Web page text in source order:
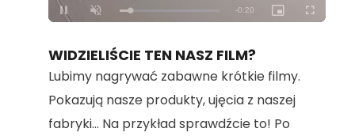
Unmute
100.00%
WIDZIELIŚCIE TEN NASZ FILM?
Lubimy nagrywać zabawne krótkie filmy.
Pokazują nasze produkty, ujęcia z naszej
fabryki... Na przykład sprawdźcie to! Po